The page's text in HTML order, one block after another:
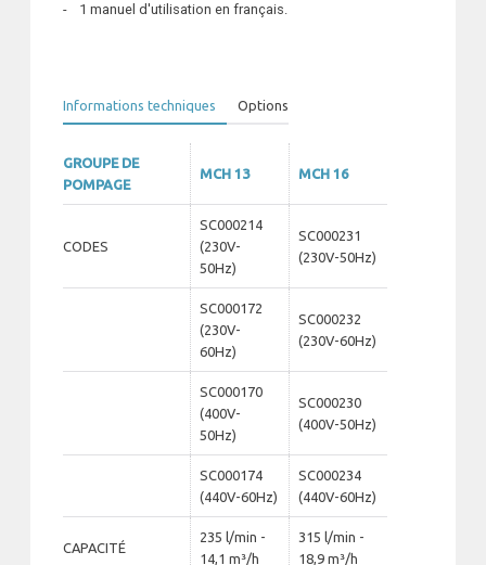
1 manuel d'utilisation en français.
Informations techniques Options
GROUPE DE
POMPAGE
MCH 13 MCH 16
CODES
SC000214
(230V-
50Hz)
SC000231
(230V-50Hz)
SC000172
(230V-
60Hz)
SC000232
(230V-60Hz)
SC000170
(400V-
50Hz)
SC000230
(400V-50Hz)
SC000174
(440V-60Hz)
SC000234
(440V-60Hz)
CAPACITÉ
235 l/min -
14,1 m³/h
315 l/min -
18,9 m³/h